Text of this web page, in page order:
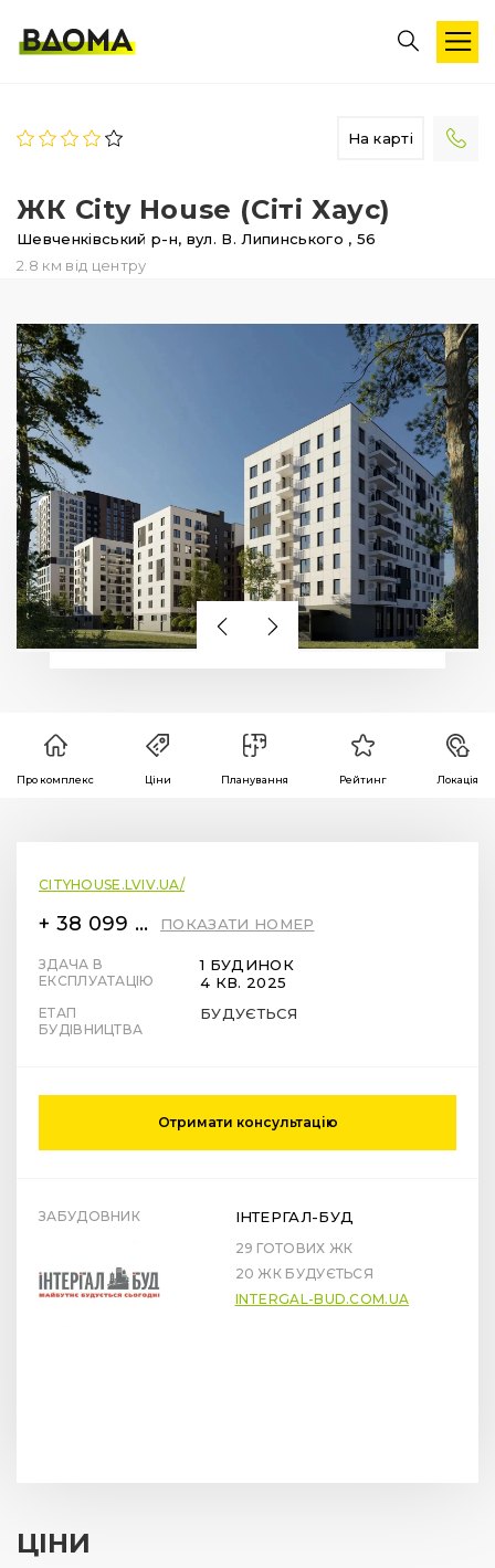
На карті
ЖК City House (Сіті Хаус)
Шевченківський р-н, вул. В. Липинського , 56
2.8 км від центру
Про комплекс Ціни Планування Рейтинг Локація
CITYHOUSE.LVIV.UA/
+ 38 099 78 78 287 ПОКАЗАТИ НОМЕР
ЗДАЧА В
ЕКСПЛУАТАЦІЮ
1 БУДИНОК
4 КВ. 2025
ЕТАП
БУДІВНИЦТВА
БУДУЄТЬСЯ
Отримати консультацію
ЗАБУДОВНИК ІНТЕРГАЛ-БУД
29 ГОТОВИХ ЖК
20 ЖК БУДУЄТЬСЯ
INTERGAL-BUD.COM.UA
ЦІНИ